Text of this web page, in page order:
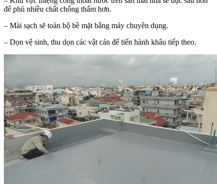
để phủ nhiều chất chống thấm hơn.
– Mài sạch sẽ toàn bộ bề mặt bằng máy chuyên dụng.
– Dọn vệ sinh, thu dọn các vật cản để tiến hành khâu tiếp theo.